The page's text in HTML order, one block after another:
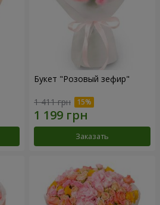
Букет "Розовый зефир"
1 411 грн
Заказать